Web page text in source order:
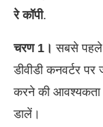
रे कॉपी.
चरण 1।सबसे
डीवीडी कनवर्टर
करने की आवश्यकता
डालें।